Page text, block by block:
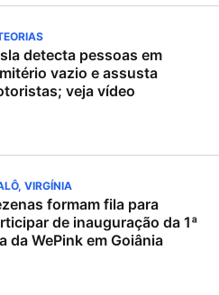
detecta pessoas em
vazio e assusta
veja vídeo
VIRGÍNIA
formam fila para
de inauguração da 1ª
da WePink em Goiânia